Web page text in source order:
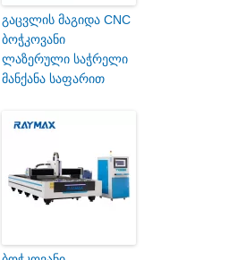
გაცვლის მაგიდა CNC
ბოჭკოვანი
ლაზერული საჭრელი
მანქანა საფარით